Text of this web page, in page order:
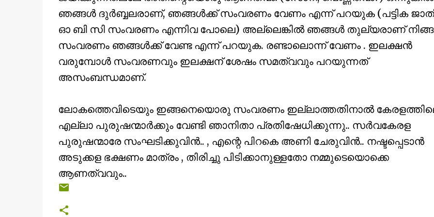
ഞങ്ങള്‍ ദുര്‍ബ്ബലരാണ്, ഞങ്ങള്‍ക്ക് സംവരണം വേണം എന്ന് പറയുക (പട്ടിക
ഓ ബി സി സംവരണം എന്നിവ പോലെ) അല്ലെങ്കില്‍ ഞങ്ങള്‍ തുല്യരാണ്
സംവരണം ഞങ്ങള്‍ക്ക് വേണ്ട എന്ന് പറയുക. രണ്ടാലൊന്ന് വേണം . ഇലക്ഷന്‍
വരുമ്പോള്‍ സംവരണവും ഇലക്ഷന് ശേഷം സമത്വവും പറയുന്നത്
അസംബന്ധമാണ്.
ലോകത്തെവിടെയും ഇങ്ങനെയൊരു സംവരണം ഇല്ലാത്തതിനാല്‍
എല്ലാ പുരുഷന്മാര്‍ക്കും വേണ്ടി ഞാനിതാ പ്രതിഷേധിക്കുന്നു.. സര്‍വകേരള
പുരുഷന്മാരേ സംഘടിക്കുവിന്‍.. , എന്റെ പിറകെ അണി ചേരുവിന്‍.. നഷ്ടപ്പെടാന്‍
അടുക്കള ഭക്ഷണം മാത്രം , തിരിച്ചു പിടിക്കാനുള്ളതോ നമ്മുടെയൊക്കെ
ആണത്വവും..